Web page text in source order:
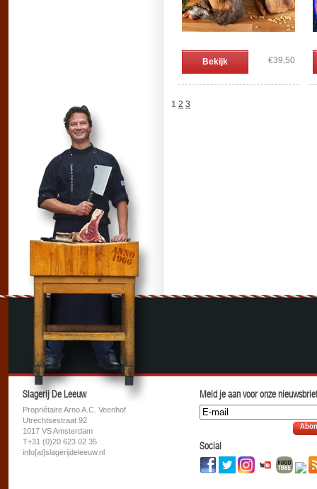
Bekijk €39,50
1 2 3
Slagerij De Leeuw
Propriétaire Arno A.C. Veenhof
Utrechtsestraat 92
1017 VS Amsterdam
T+31 (0)20 623 02 35
info[at]slagerijdeleeuw.nl
Meld je aan voor onze
Social